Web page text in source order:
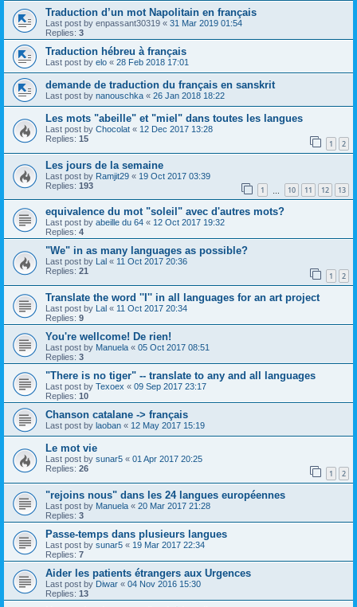
Traduction d’un mot Napolitain en français
Last post by enpassant30319 « 31 Mar 2019 01:54
Replies: 3
Traduction hébreu à français
Last post by elo « 28 Feb 2018 17:01
demande de traduction du français en sanskrit
Last post by nanouschka « 26 Jan 2018 18:22
Les mots "abeille" et "miel" dans toutes les langues
Last post by Chocolat « 12 Dec 2017 13:28
Replies: 15 1 2
Les jours de la semaine
Last post by Ramjit29 « 19 Oct 2017 03:39
Replies: 193 1 10 11 12 13
equivalence du mot "soleil" avec d'autres mots?
Last post by abeille du 64 « 12 Oct 2017 19:32
Replies: 4
"We" in as many languages as possible?
Last post by Lal « 11 Oct 2017 20:36
Replies: 21 1 2
Translate the word ''I'' in all languages for an art project
Last post by Lal « 11 Oct 2017 20:34
Replies: 9
You're wellcome! De rien!
Last post by Manuela « 05 Oct 2017 08:51
Replies: 3
"There is no tiger" -- translate to any and all languages
Last post by Texoex « 09 Sep 2017 23:17
Replies: 10
Chanson catalane -> français
Last post by laoban « 12 May 2017 15:19
Le mot vie
Last post by sunar5 « 01 Apr 2017 20:25
Replies: 26 1 2
"rejoins nous" dans les 24 langues européennes
Last post by Manuela « 20 Mar 2017 21:28
Replies: 3
Passe-temps dans plusieurs langues
Last post by sunar5 « 19 Mar 2017 22:34
Replies: 7
Aider les patients étrangers aux Urgences
Last post by Diwar « 04 Nov 2016 15:30
Replies: 13